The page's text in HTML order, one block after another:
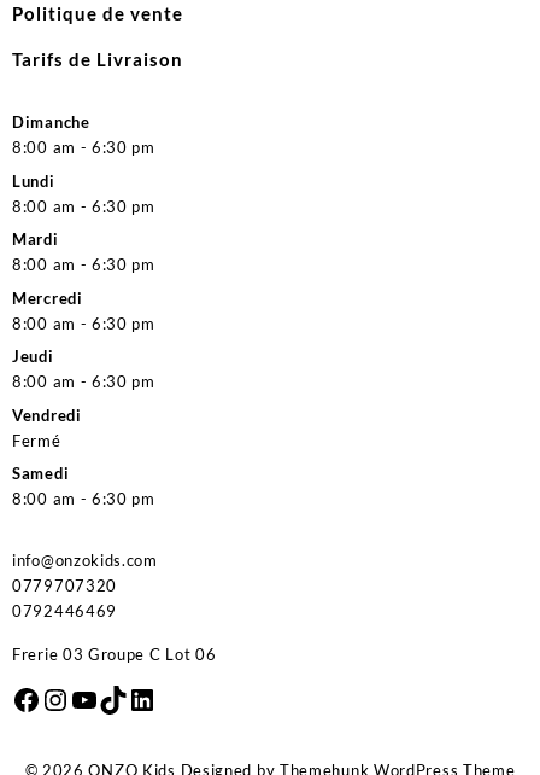
Politique de vente
Tarifs de Livraison
Dimanche
8:00 am - 6:30 pm
Lundi
8:00 am - 6:30 pm
Mardi
8:00 am - 6:30 pm
Mercredi
8:00 am - 6:30 pm
Jeudi
8:00 am - 6:30 pm
Vendredi
Fermé
Samedi
8:00 am - 6:30 pm
info@onzokids.com
0779707320
0792446469
Frerie 03 Groupe C Lot 06
Facebook
Instagram
YouTube
TikTok
LinkedIn
© 2026ONZO Kids Designed by Themehunk WordPress Theme